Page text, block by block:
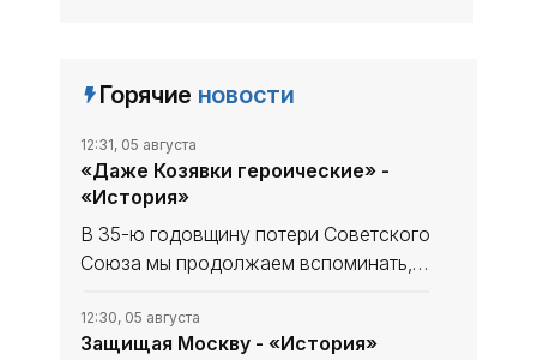
Горячие новости
12:31, 05 августа
«Даже Козявки героические» -
«История»
В 35-ю годовщину потери Советского
Союза мы продолжаем вспоминать,
в СССР. В минувшем выпуске рубрики
начали рассказ, как дорогу в космос
12:30, 05 августа
Защищая Москву - «История»